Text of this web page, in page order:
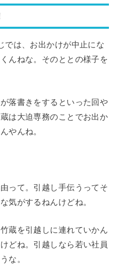
では、お出かけが中止にな
んねな。そのととの様子を
落書きをするといった回や
は大迫専務のことでお出か
やんね。
って。引越し手伝うってそ
気がするねんけどね。
蔵を引越しに連れていかん
どね。引越しなら若い社員
な。